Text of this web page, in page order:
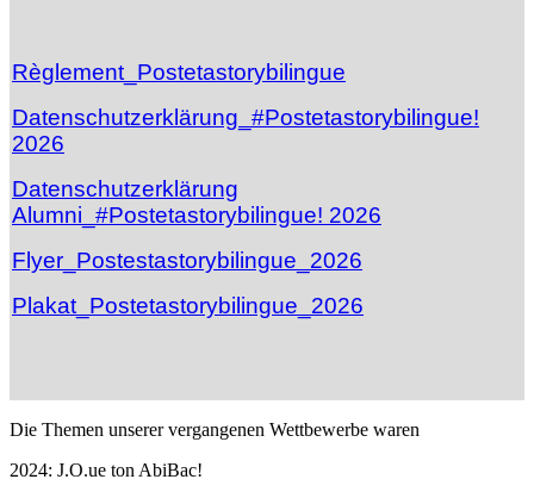
Règlement_Postetastorybilingue
Datenschutzerklärung_#Postetastorybilingue!
2026
Datenschutzerklärung
Alumni_#Postetastorybilingue! 2026
Flyer_Postestastorybilingue_2026
Plakat_Postetastorybilingue_2026
Die Themen unserer vergangenen Wettbewerbe waren
2024: J.O.ue ton AbiBac!